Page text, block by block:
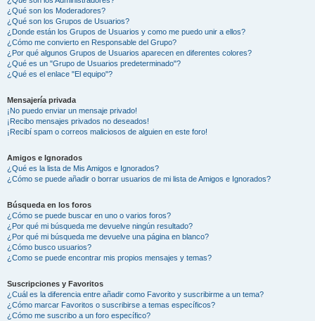
¿Qué son los Moderadores?
¿Qué son los Grupos de Usuarios?
¿Donde están los Grupos de Usuarios y como me puedo unir a ellos?
¿Cómo me convierto en Responsable del Grupo?
¿Por qué algunos Grupos de Usuarios aparecen en diferentes colores?
¿Qué es un "Grupo de Usuarios predeterminado"?
¿Qué es el enlace "El equipo"?
Mensajería privada
¡No puedo enviar un mensaje privado!
¡Recibo mensajes privados no deseados!
¡Recibí spam o correos maliciosos de alguien en este foro!
Amigos e Ignorados
¿Qué es la lista de Mis Amigos e Ignorados?
¿Cómo se puede añadir o borrar usuarios de mi lista de Amigos e Ignorados?
Búsqueda en los foros
¿Cómo se puede buscar en uno o varios foros?
¿Por qué mi búsqueda me devuelve ningún resultado?
¿Por qué mi búsqueda me devuelve una página en blanco?
¿Cómo busco usuarios?
¿Como se puede encontrar mis propios mensajes y temas?
Suscripciones y Favoritos
¿Cuál es la diferencia entre añadir como Favorito y suscribirme a un tema?
¿Cómo marcar Favoritos o suscribirse a temas específicos?
¿Cómo me suscribo a un foro específico?